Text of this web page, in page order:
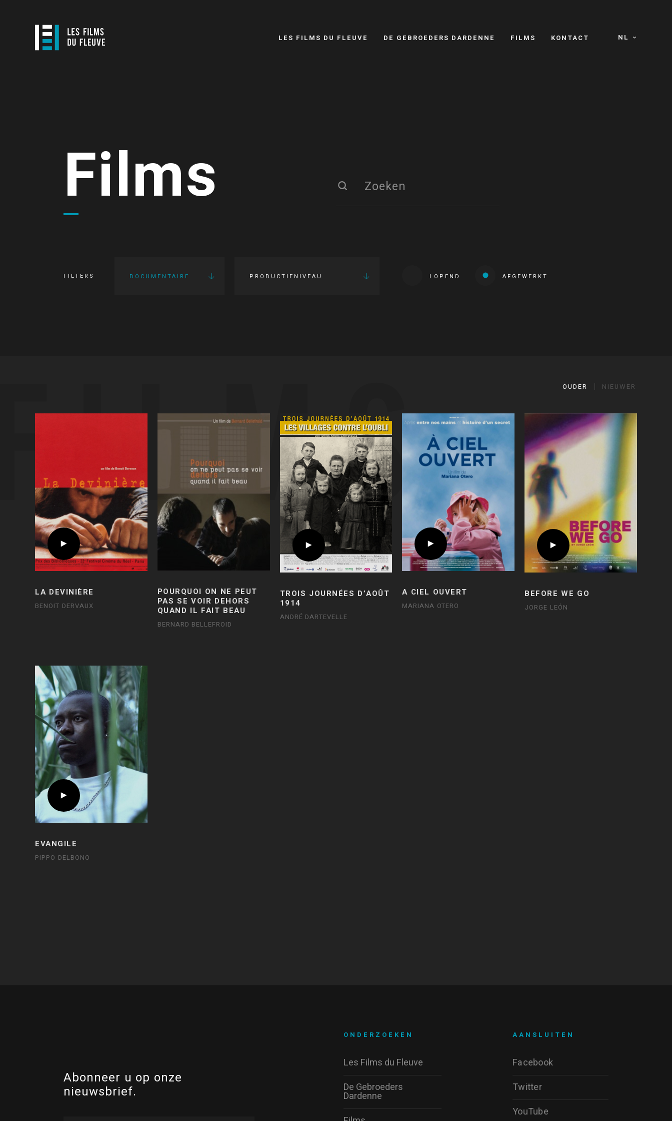
NL
LES FILMS DU FLEUVE DE GEBROEDERS DARDENNE FILMS KONTACT
Films
FILTERS DOCUMENTAIRE PRODUCTIENIVEAU LOPEND AFGEWERKT
OUDER NIEUWER
LA DEVINIÈRE
BENOIT DERVAUX
POURQUOI ON NE PEUT
PAS SE VOIR DEHORS
QUAND IL FAIT BEAU
BERNARD BELLEFROID
TROIS JOURNÉES D’AOÛT
1914
ANDRÉ DARTEVELLE
A CIEL OUVERT
MARIANA OTERO
BEFORE WE GO
JORGE LEÓN
EVANGILE
PIPPO DELBONO
Abonneer u op onze
nieuwsbrief.
AANSLUITEN
Facebook
Twitter
YouTube
ONDERZOEKEN
Les Films du Fleuve
De Gebroeders
Dardenne